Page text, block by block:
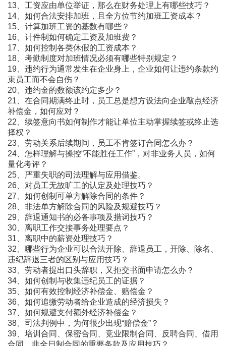
13、工资应由单位举证，那么在财务处理上有哪些技巧？
14、如何合法安排加班，且全方位节约加班工资成本？
15、计算加班工资的基数有哪些？
16、计件制如何确定工资及加班费？
17、如何控制各类休假的工资成本？
18、考勤制度对加班情况必须有哪些特别规定？
19、违约行为通常发生在企业身上，企业如何让违约条款约
束员工而不会自伤？
20、违约金的数额该约定多少？
21、在合同期满终止时，员工总是想方设法向企业敲点经济
补偿金，如何应对？
22、续签意向书如何制作才能让单位主动掌握续签或终止选
择权？
23、劳动关系后续期间，员工不肯签订合同怎么办？
24、怎样理解与操控“不能胜任工作”，对非业务人员，如何
量化考评？
25、严重失职的司法理解与应用借鉴。
26、对员工无故旷工的认定及处理技巧？
27、如何创制可单方解除合同的条件？
28、非法单方解除合同的风险及规避技巧？
29、辞退通知书的必备事项及措词技巧？
30、离职工作交接事务处理要点？
31、离职中的薪资处理技巧？
32、哪些行为企业可以合法开除、辞退员工，开除、除名、
违纪辞退三者的区别与应用技巧？
33、劳动者提出口头辞职，又拒交书面申请怎么办？
34、如何创制与收集违纪员工的证据？
35、如何有效控制经济补偿金、赔偿金？
36、如何追缴劳动者给企业造成的经济损失？
37、如何规避支付额外经济补偿金？
38、司法判例中，为何很少出现“赔偿金”？
39、培训合同、保密合同、竞业限制合同、反聘合同、借用
合同、非全日制合同的重要条款及应用技巧？